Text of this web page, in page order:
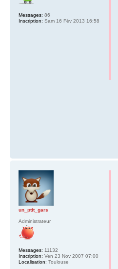
Messages: 86
Inscription: Sam 16 Fév 2013 16:58
un_ptit_gars
Administrateur
Messages: 11132
Inscription: Ven 23 Nov 2007 07:00
Localisation: Toulouse